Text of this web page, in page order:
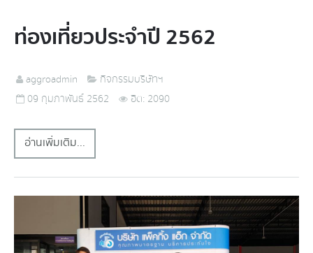
ท่องเที่ยวประจำปี 2562
aggroadmin
กิจกรรมบริษัทฯ
09 กุมภาพันธ์ 2562
ฮิต: 2090
อ่านเพิ่มเติม...